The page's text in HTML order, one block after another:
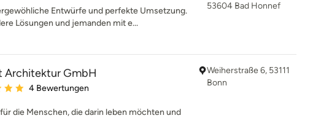
Entwürfe und perfekte Umsetzung.
Lösungen und jemanden mit e...
53604 Bad Honnef
Architektur GmbH
Bewertung: 5 von 5 Sternen
4 Bewertungen
die Menschen, die darin leben möchten und
Weiherstraße 6, 53111
Bonn